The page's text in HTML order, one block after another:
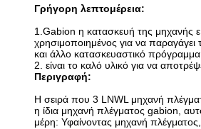
Γρήγορη λεπτομέρεια:
1.Gabion η κατασκευή της μηχανής
χρησιμοποιημένος για να παραγάγει
και άλλο κατασκευαστικό πρόγραμμα
2. είναι το καλό υλικό για να
Περιγραφή:
Η σειρά που 3 LNWL μηχανή
η ίδια μηχανή πλέγματος gabion,
μέρη: Υφαίνοντας μηχανή